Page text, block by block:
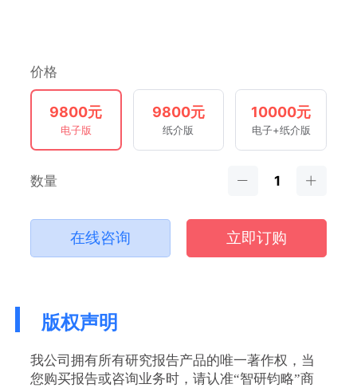
价格
9800元
电子版
9800元
纸介版
10000元
电子+纸介版
数量
在线咨询 立即订购
版权声明
我公司拥有所有研究报告产品的唯一著作权，当
您购买报告或咨询业务时，请认准“智研钧略”商